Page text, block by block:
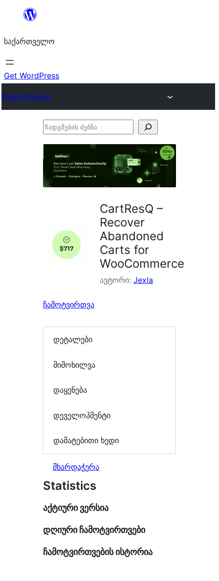
შიგთავსზე
საქართველო
Get WordPress
Plugin Directory
ჩადგმების
CartResQ –
Recover
Abandoned
Carts for
WooCommerce
ავტორი: Jexla
ჩამოტვირთვა
დეტალები
მიმოხილვა
დაყენება
დეველოპმენტი
დამატებითი ხედი
მხარდაჭერა
Statistics
აქტიური ვერსია
დღიური ჩამოტვირთვები
ჩამოტვირთვების ისტორია